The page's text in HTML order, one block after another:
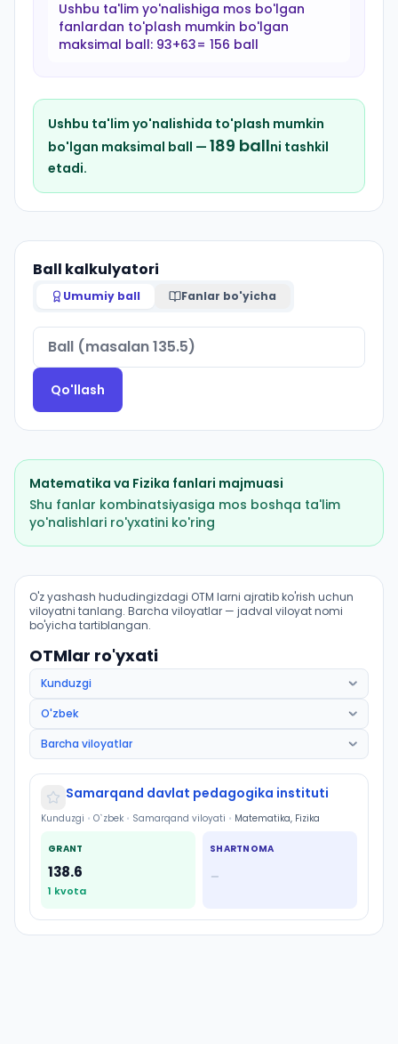
Ushbu ta'lim yo'nalishiga mos bo'lgan
fanlardan to'plash mumkin bo'lgan
maksimal ball: 93+63= 156 ball
Ushbu ta'lim yo'nalishida to'plash mumkin
bo'lgan maksimal ball — 189 ballni tashkil
etadi.
Ball kalkulyatori
Umumiy ball Fanlar bo'yicha
Qo'llash
Matematika va Fizika fanlari majmuasi
Shu fanlar kombinatsiyasiga mos boshqa ta'lim
yo'nalishlari ro'yxatini ko'ring
Matematika (Payariq tumani): OTM lar bo'yicha
O'z yashash hududingizdagi OTM larni ajratib ko'rish uchun
viloyatni tanlang. Barcha viloyatlar — jadval viloyat nomi
bo'yicha tartiblangan.
OTMlar ro'yxati
Samarqand davlat pedagogika instituti
Kunduzgi • O`zbek • Samarqand viloyati • Matematika, Fizika
GRANT
138.6
1 kvota
SHARTNOMA
—